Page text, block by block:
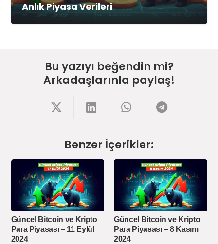
Anlık Piyasa Verileri
Bu yazıyı beğendin mi?
Arkadaşlarınla paylaş!
Benzer İçerikler:
Güncel Bitcoin ve Kripto
Para Piyasası – 11 Eylül
2024
Güncel Bitcoin ve Kripto
Para Piyasası – 8 Kasım
2024